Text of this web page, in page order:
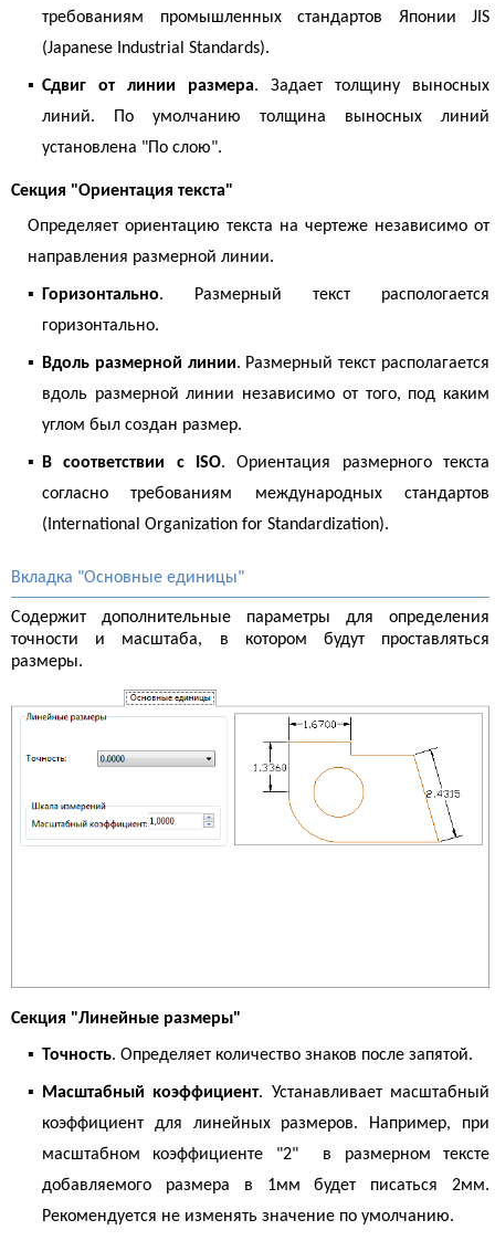
требованиям промышленных стандартов Японии JIS
(Japanese Industrial Standards).
▪ Сдвиг от линии размера. Задает толщину выносных
линий. По умолчанию толщина выносных линий
установлена "По слою".
Секция "Ориентация текста"
Определяет ориентацию текста на чертеже независимо от
направления размерной линии.
▪ Горизонтально. Размерный текст распологается
горизонтально.
▪ Вдоль размерной линии. Размерный текст располагается
вдоль размерной линии независимо от того, под каким
углом был создан размер.
▪ В соответствии с ISO. Ориентация размерного текста
согласно требованиям международных стандартов
(International Organization for Standardization).
Вкладка "Основные единицы"
Содержит дополнительные параметры для определения
точности и масштаба, в котором будут проставляться
размеры.
Секция "Линейные размеры"
▪ Точность. Определяет количество знаков после запятой.
▪ Масштабный коэффициент. Устанавливает масштабный
коэффициент для линейных размеров. Например, при
масштабном коэффициенте "2" в размерном тексте
добавляемого размера в 1мм будет писаться 2мм.
Рекомендуется не изменять значение по умолчанию.